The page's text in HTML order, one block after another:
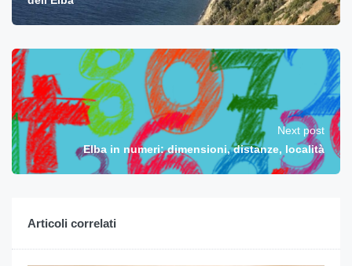
Next post
Elba in numeri: dimensioni, distanze, località
Articoli correlati